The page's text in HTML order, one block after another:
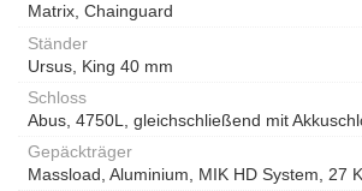
Matrix, Chainguard
Ständer
Ursus, King 40 mm
Schloss
Abus, 4750L, gleichschließend mit
Gepäckträger
Massload, Aluminium, MIK HD System, 27